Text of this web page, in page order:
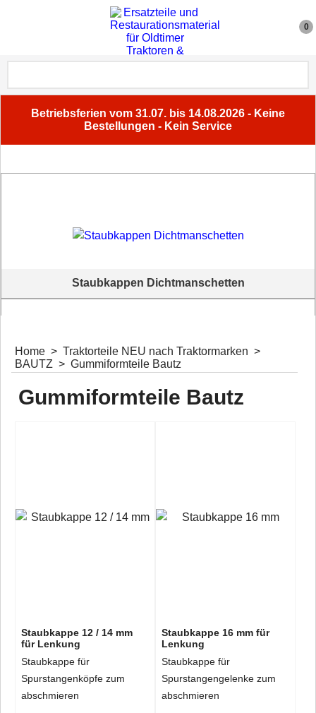
0
Betriebsferien vom 31.07. bis 14.08.2026 - Keine
Bestellungen - Kein Service
Staubkappen Dichtmanschetten
Staubkappen / Dichtmanschetten aller Art
Gummiunterlagen f. Beleuchung
Gummiunterlagen f. Beleuchtung
Home > Traktorteile NEU nach Traktormarken >
BAUTZ > Gummiformteile Bautz
Gummiformteile Bautz
Staubkappe 12 / 14 mm
für Lenkung
Staubkappe für
Spurstangenköpfe zum
abschmieren
Staubkappe 16 mm für
Lenkung
Staubkappe für
Spurstangengelenke zum
abschmieren